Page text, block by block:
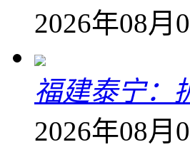
2026年08月
福建泰宁：
2026年08月